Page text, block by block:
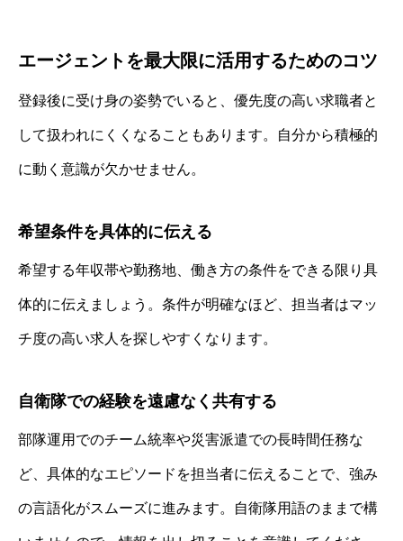
エージェントを最大限に活用するためのコツ
登録後に受け身の姿勢でいると、優先度の高い求職者と
して扱われにくくなることもあります。自分から積極的
に動く意識が欠かせません。
希望条件を具体的に伝える
希望する年収帯や勤務地、働き方の条件をできる限り具
体的に伝えましょう。条件が明確なほど、担当者はマッ
チ度の高い求人を探しやすくなります。
自衛隊での経験を遠慮なく共有する
部隊運用でのチーム統率や災害派遣での長時間任務な
ど、具体的なエピソードを担当者に伝えることで、強み
の言語化がスムーズに進みます。自衛隊用語のままで構